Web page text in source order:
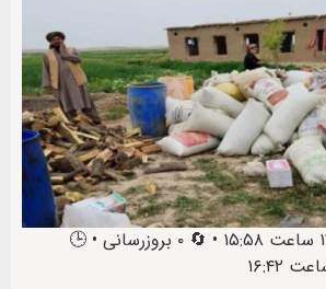
📅 انتشار: ۱۴ دلو ۱۴۰۲ ساعت ۱۵:۵۸ • 🔄 ۰ بروزرسانی • 🕒